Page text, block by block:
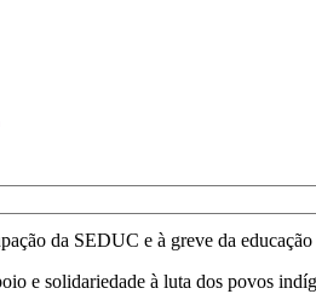
da SEDUC e à greve da educação
e solidariedade à luta dos povos